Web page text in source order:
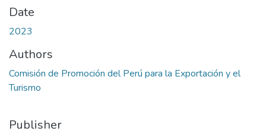
Date
2023
Authors
Comisión de Promoción del Perú para la Exportación y el
Turismo
Publisher